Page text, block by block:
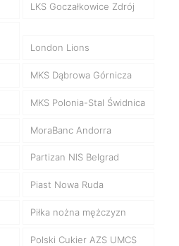
LKS Goczałkowice Zdrój
London Lions
MKS Dąbrowa Górnicza
MKS Polonia-Stal Świdnica
MoraBanc Andorra
Partizan NIS Belgrad
Piast Nowa Ruda
Piłka nożna mężczyzn
Polski Cukier AZS UMCS